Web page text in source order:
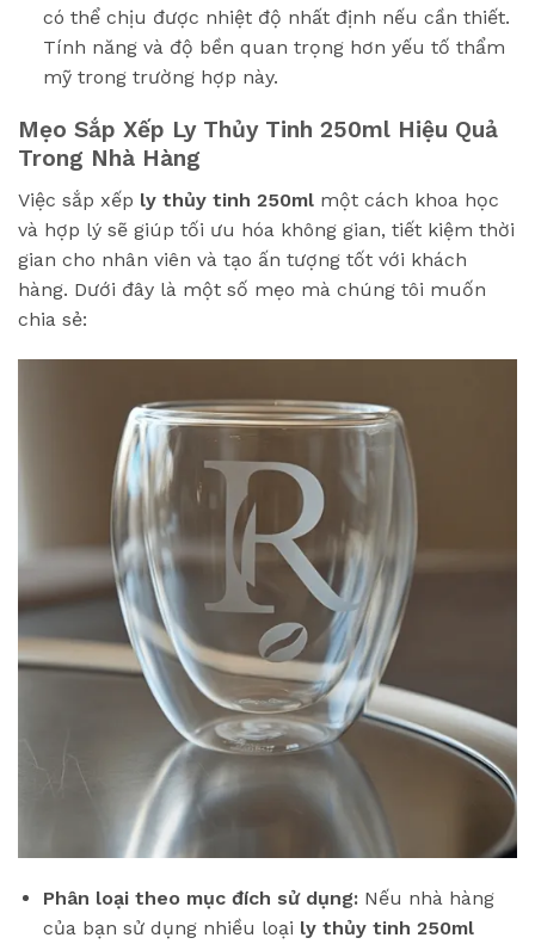
có thể chịu được nhiệt độ nhất định nếu cần thiết.
Tính năng và độ bền quan trọng hơn yếu tố thẩm
mỹ trong trường hợp này.
Mẹo Sắp Xếp Ly Thủy Tinh 250ml Hiệu Quả
Trong Nhà Hàng
Việc sắp xếp ly thủy tinh 250ml một cách khoa học
và hợp lý sẽ giúp tối ưu hóa không gian, tiết kiệm thời
gian cho nhân viên và tạo ấn tượng tốt với khách
hàng. Dưới đây là một số mẹo mà chúng tôi muốn
chia sẻ:
Phân loại theo mục đích sử dụng:Nếu nhà hàng
của bạn sử dụng nhiều loại ly thủy tinh 250ml